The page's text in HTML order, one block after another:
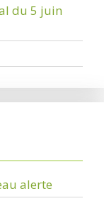
du 5 juin
alerte